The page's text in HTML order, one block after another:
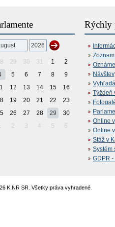
29 30 31 1
2
5 6 7 8
9
12 13 14 15
16
19 20 21 22
23
26 27 28 29
30
2 3 4 5 6
Rýchly
Týždeň
Online
Online
Stáž v
Systém
GDPR
K NR SR. Všetky práva vyhradené.